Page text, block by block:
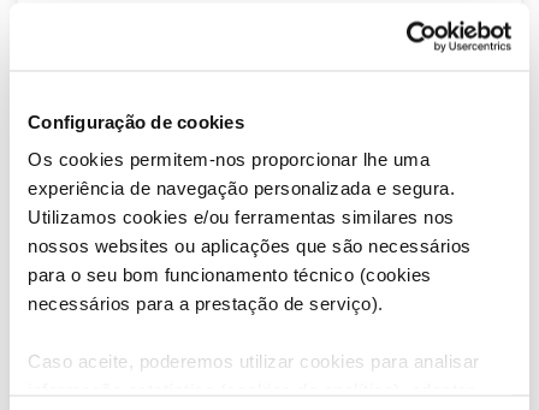
Configuração de cookies
Os cookies permitem-nos proporcionar lhe uma
experiência de navegação personalizada e segura.
Utilizamos cookies e/ou ferramentas similares nos
nossos websites ou aplicações que são necessários
para o seu bom funcionamento técnico (cookies
necessários para a prestação de serviço).
Caso aceite, poderemos utilizar cookies para analisar
ficar em creme. Acrescenta-se o ovo e bate-se um
pouco mais para se incorporar bem. Com a batedeira a
velocidade baixa, acrescenta-se a farinha, o fermento e
o sal e mistura-se até obter uma massa homogénea.
Entre dois papéis vegetais, estende-se a massa para
obter um rectângulo com 0.5 mm de espessura e
refrigera-se por cerca de 30 minutos.
começa-se a enrolar como uma torta. O rolo de bolacha